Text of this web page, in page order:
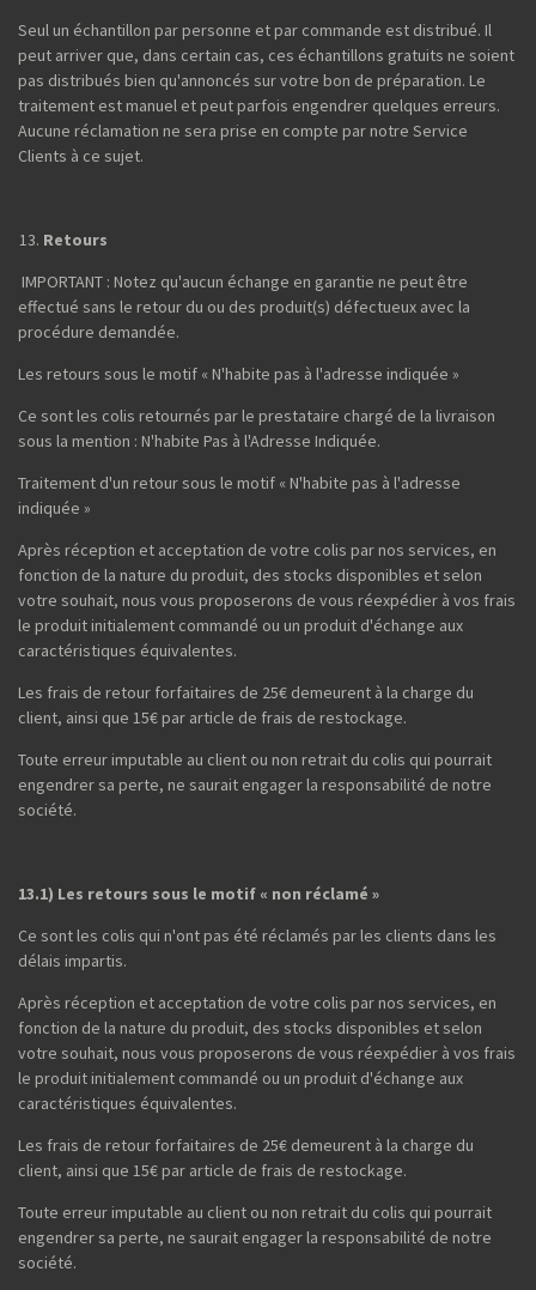
Seul un échantillon par personne et par commande est distribué. Il
peut arriver que, dans certain cas, ces échantillons gratuits ne soient
pas distribués bien qu'annoncés sur votre bon de préparation. Le
traitement est manuel et peut parfois engendrer quelques erreurs.
Aucune réclamation ne sera prise en compte par notre Service
Clients à ce sujet.
Retours
IMPORTANT : Notez qu'aucun échange en garantie ne peut être
effectué sans le retour du ou des produit(s) défectueux avec la
procédure demandée.
Les retours sous le motif « N'habite pas à l'adresse indiquée »
Ce sont les colis retournés par le prestataire chargé de la livraison
sous la mention : N'habite Pas à l'Adresse Indiquée.
Traitement d'un retour sous le motif « N'habite pas à l'adresse
indiquée »
Après réception et acceptation de votre colis par nos services, en
fonction de la nature du produit, des stocks disponibles et selon
votre souhait, nous vous proposerons de vous réexpédier à vos frais
le produit initialement commandé ou un produit d'échange aux
caractéristiques équivalentes.
Les frais de retour forfaitaires de 25€ demeurent à la charge du
client, ainsi que 15€ par article de frais de restockage.
Toute erreur imputable au client ou non retrait du colis qui pourrait
engendrer sa perte, ne saurait engager la responsabilité de notre
société.
13.1) Les retours sous le motif « non réclamé »
Ce sont les colis qui n'ont pas été réclamés par les clients dans les
délais impartis.
Après réception et acceptation de votre colis par nos services, en
fonction de la nature du produit, des stocks disponibles et selon
votre souhait, nous vous proposerons de vous réexpédier à vos frais
le produit initialement commandé ou un produit d'échange aux
caractéristiques équivalentes.
Les frais de retour forfaitaires de 25€ demeurent à la charge du
client, ainsi que 15€ par article de frais de restockage.
Toute erreur imputable au client ou non retrait du colis qui pourrait
engendrer sa perte, ne saurait engager la responsabilité de notre
société.